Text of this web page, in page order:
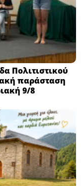
Πολιτιστικού
παράσταση
9/8